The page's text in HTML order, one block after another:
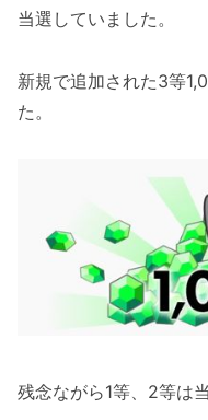
当選していました。
新規で追加された3等
た。
残念ながら1等、2等は